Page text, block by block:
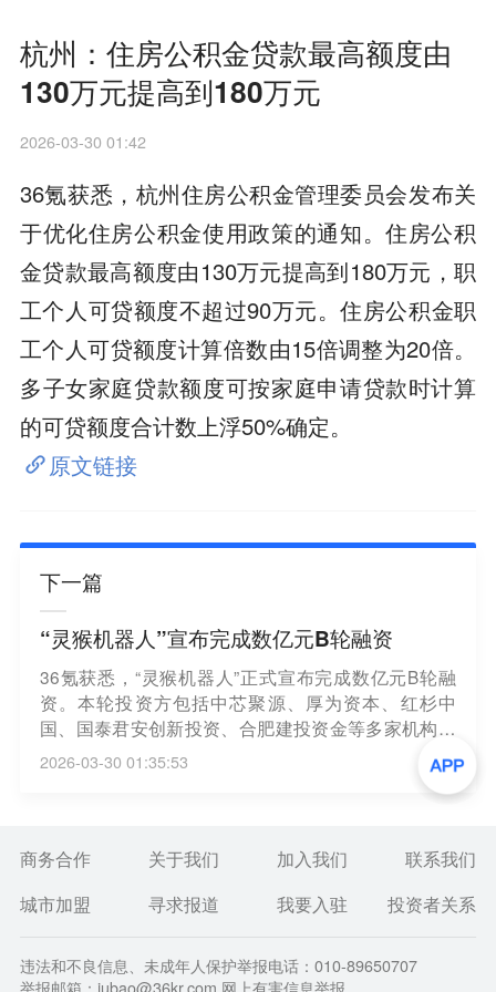
杭州：住房公积金贷款最高额度由
130万元提高到180万元
2026-03-30 01:42
36氪获悉，杭州住房公积金管理委员会发布关
于优化住房公积金使用政策的通知。住房公积
金贷款最高额度由130万元提高到180万元，职
工个人可贷额度不超过90万元。住房公积金职
工个人可贷额度计算倍数由15倍调整为20倍。
多子女家庭贷款额度可按家庭申请贷款时计算
的可贷额度合计数上浮50%确定。
原文链接
下一篇
“灵猴机器人”宣布完成数亿元B轮融资
36氪获悉，“灵猴机器人”正式宣布完成数亿元B轮融
资。本轮投资方包括中芯聚源、厚为资本、红杉中
国、国泰君安创新投资、合肥建投资金等多家机构；
同时，上海智元、博原资本、金鼎资本以及中车资本
2026-03-30 01:35:53
商务合作 关于我们 加入我们
联系我们
城市加盟
寻求报道 我要入驻 投资者关系
违法和不良信息、未成年人保护举报电话：010-89650707